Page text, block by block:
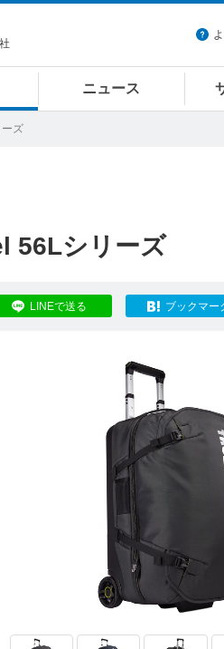
ニュース
ズ
56Lシリーズ
LINEで送る ブックマー